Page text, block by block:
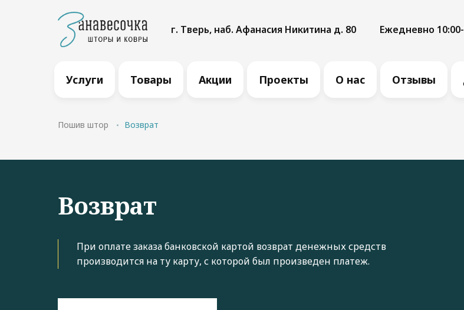
г. Тверь, наб. Афанасия Никитина д. 80 Ежедневно
Услуги Товары Акции Проекты О нас Отзывы
Пошив штор Возврат
Возврат
При оплате заказа банковской картой возврат денежных средств
производится на ту карту, с которой был произведен платеж.